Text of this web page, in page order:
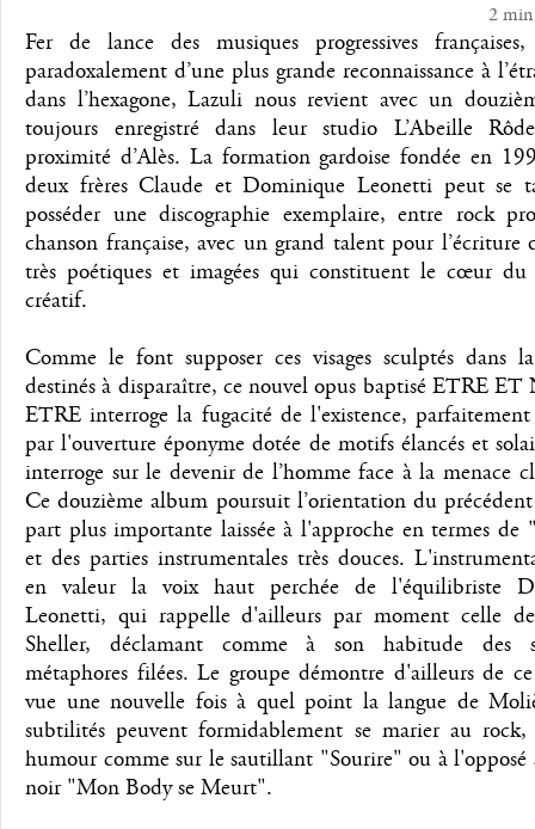
2 min
Fer de lance des musiques progressives françaises,
paradoxalement d’une plus grande reconnaissance à
dans l’hexagone, Lazuli nous revient avec un
toujours enregistré dans leur studio L’Abeille
proximité d’Alès. La formation gardoise fondée en
deux frères Claude et Dominique Leonetti peut se
posséder une discographie exemplaire, entre rock
chanson française, avec un grand talent pour l’écriture
très poétiques et imagées qui constituent le cœur du
créatif.
Comme le font supposer ces visages sculptés dans
destinés à disparaître, ce nouvel opus baptisé ETRE ET
ETRE interroge la fugacité de l'existence,
par l'ouverture éponyme dotée de motifs élancés et
interroge sur le devenir de l’homme face à la menace
Ce douzième album poursuit l’orientation du
part plus importante laissée à l'approche en termes de
et des parties instrumentales très douces.
en valeur la voix haut perchée de l'équilibriste
Leonetti, qui rappelle d'ailleurs par moment celle
Sheller, déclamant comme à son habitude des
métaphores filées. Le groupe démontre d'ailleurs de
vue une nouvelle fois à quel point la langue de
subtilités peuvent formidablement se marier au rock,
humour comme sur le sautillant "Sourire" ou à l'opposé
noir "Mon Body se Meurt".